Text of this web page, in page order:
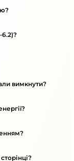
вимкнути?